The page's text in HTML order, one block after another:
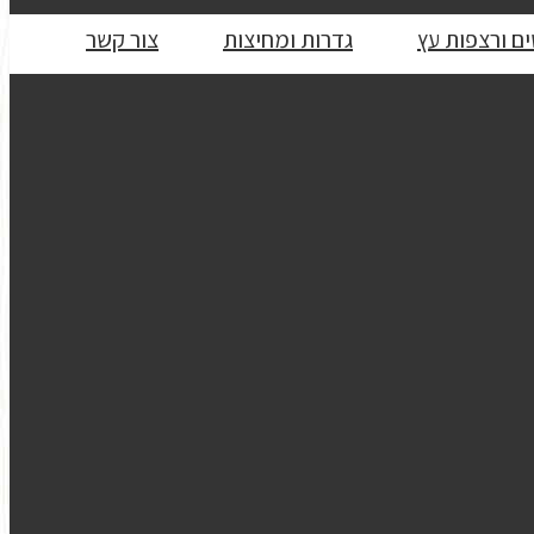
ורצפות עץ גדרות ומחיצות צור קשר